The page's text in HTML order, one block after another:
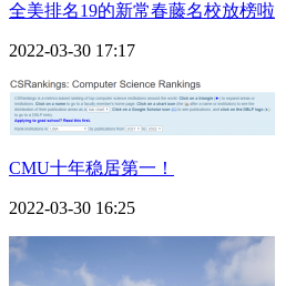
全美排名19的新常春藤名校放榜啦
2022-03-30 17:17
CMU十年稳居第一！
2022-03-30 16:25